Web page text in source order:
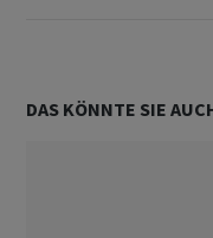
DAS KÖNNTE SIE